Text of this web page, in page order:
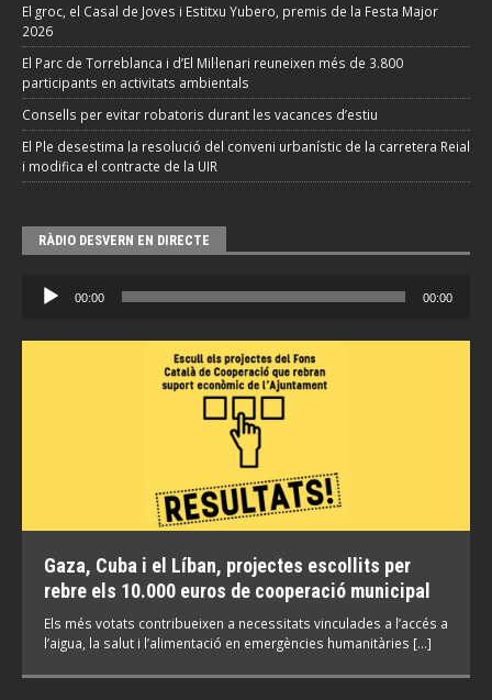
El groc, el Casal de Joves i Estitxu Yubero, premis de la Festa Major
2026
El Parc de Torreblanca i d’El Mil·lenari reuneixen més de 3.800
participants en activitats ambientals
Consells per evitar robatoris durant les vacances d’estiu
El Ple desestima la resolució del conveni urbanístic de la carretera Reial
i modifica el contracte de la UIR
RÀDIO DESVERN EN DIRECTE
Reproductor
d'àudio
00:00 00:00
Gaza, Cuba i el Líban, projectes escollits per
rebre els 10.000 euros de cooperació municipal
Els més votats contribueixen a necessitats vinculades a l’accés a
l’aigua, la salut i l’alimentació en emergències humanitàries […]